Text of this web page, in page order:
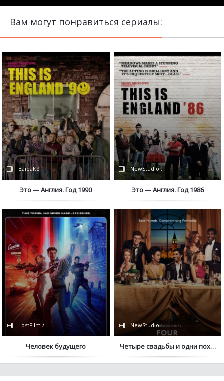
Вам могут понравиться сериалы:
BaibaKo
Это — Англия. Год 1990
NewStudio / Кураж-Бамбей
Это — Англия. Год 1986
LostFilm / Hulu
Человек будущего
NewStudio
Четыре свадьбы и одни